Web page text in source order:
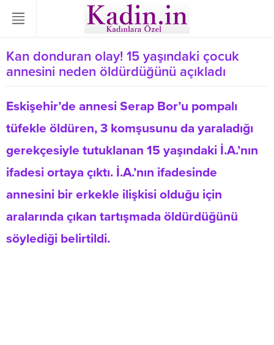
Kan donduran olay! 15 yaşındaki çocuk
annesini neden öldürdüğünü açıkladı
Eskişehir’de annesi Serap Bor’u pompalı
tüfekle öldüren, 3 komşusunu da yaraladığı
gerekçesiyle tutuklanan 15 yaşındaki İ.A.’nın
ifadesi ortaya çıktı. İ.A.’nın ifadesinde
annesini bir erkekle ilişkisi olduğu için
aralarında çıkan tartışmada öldürdüğünü
söylediği belirtildi.